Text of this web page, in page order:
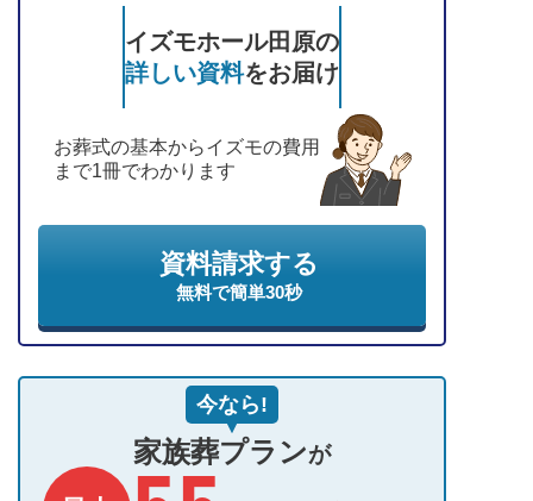
イズモホール田原の
詳しい資料をお届け
お葬式の基本からイズモの費用
まで1冊でわかります
資料請求する
無料で簡単30秒
今なら!
家族葬プランが